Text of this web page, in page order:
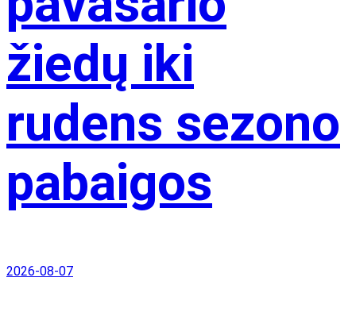
žiedų iki
rudens sezono
pabaigos
2026-08-07